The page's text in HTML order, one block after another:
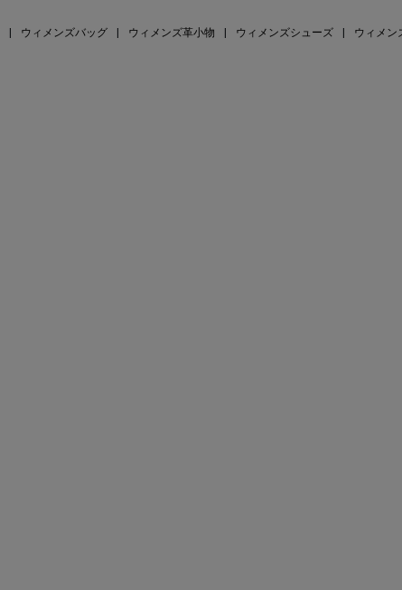
ウィメンズバッグ ウィメンズ革小物 ウィメンズシューズ ウィメン